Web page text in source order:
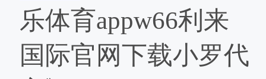
乐体育appw66利来
国际官网下载小罗代